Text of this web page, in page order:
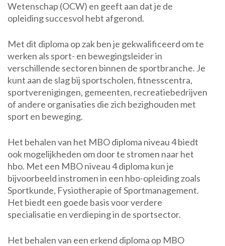
Wetenschap (OCW) en geeft aan dat je de
opleiding succesvol hebt afgerond.
Met dit diploma op zak ben je gekwalificeerd om te
werken als sport- en bewegingsleider in
verschillende sectoren binnen de sportbranche. Je
kunt aan de slag bij sportscholen, fitnesscentra,
sportverenigingen, gemeenten, recreatiebedrijven
of andere organisaties die zich bezighouden met
sport en beweging.
Het behalen van het MBO diploma niveau 4 biedt
ook mogelijkheden om door te stromen naar het
hbo. Met een MBO niveau 4 diploma kun je
bijvoorbeeld instromen in een hbo-opleiding zoals
Sportkunde, Fysiotherapie of Sportmanagement.
Het biedt een goede basis voor verdere
specialisatie en verdieping in de sportsector.
Het behalen van een erkend diploma op MBO